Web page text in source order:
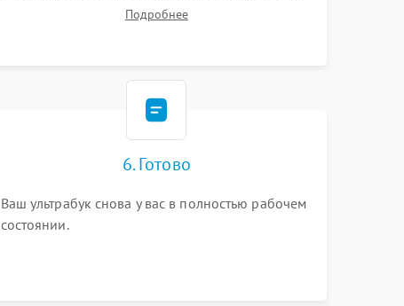
склад для диагностики.Подробнее
6. Готово
Ваш ультрабук снова у вас в полностью рабочем
состоянии.